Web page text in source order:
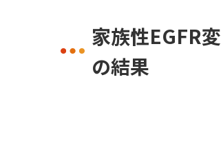
家族性EGFR
の結果